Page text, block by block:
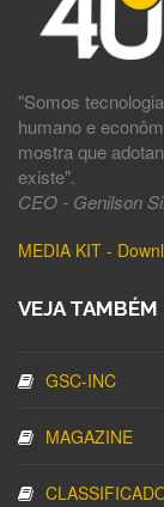
"Somos
humano e
mostra que
existe".
CEO - Genilson
MEDIA KIT -
VEJA TAMBÉM
GSC-INC
MAGAZINE